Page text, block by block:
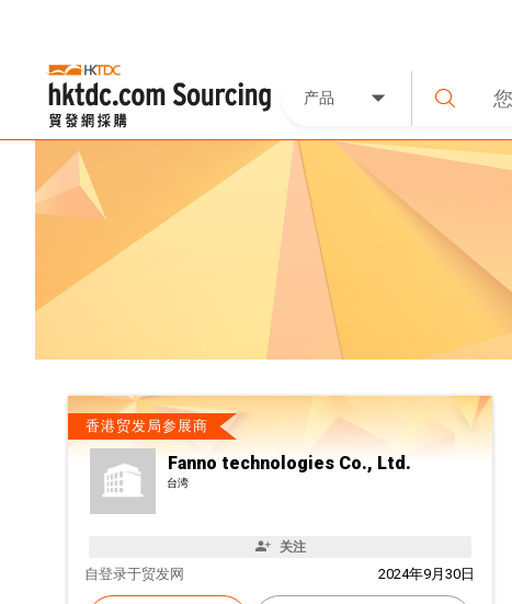
产品
香港贸发局参展商
Fanno technologies Co., Ltd.
台湾
关注
自 2024年9月30日
登录于贸发网